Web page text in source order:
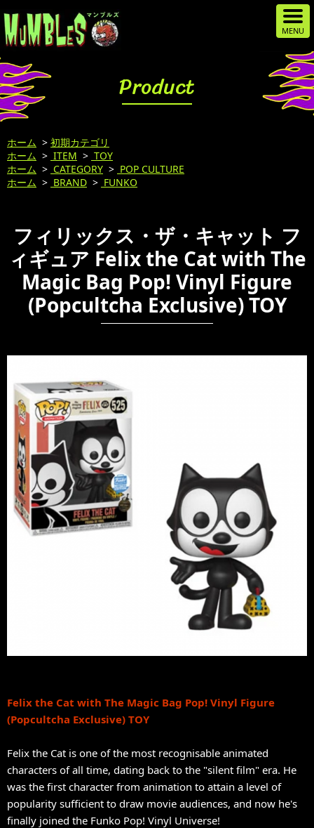
Product
ホーム > 初期カテゴリ
ホーム > ITEM > TOY
ホーム > CATEGORY > POP CULTURE
ホーム > BRAND > FUNKO
フィリックス・ザ・キャット フ
ィギュア Felix the Cat with The
Magic Bag Pop! Vinyl Figure
(Popcultcha Exclusive) TOY
Felix the Cat with The Magic Bag Pop! Vinyl Figure
(Popcultcha Exclusive) TOY
Felix the Cat is one of the most recognisable animated
characters of all time, dating back to the "silent film" era. He
was the first character from animation to attain a level of
popularity sufficient to draw movie audiences, and now he's
finally joined the Funko Pop! Vinyl Universe!